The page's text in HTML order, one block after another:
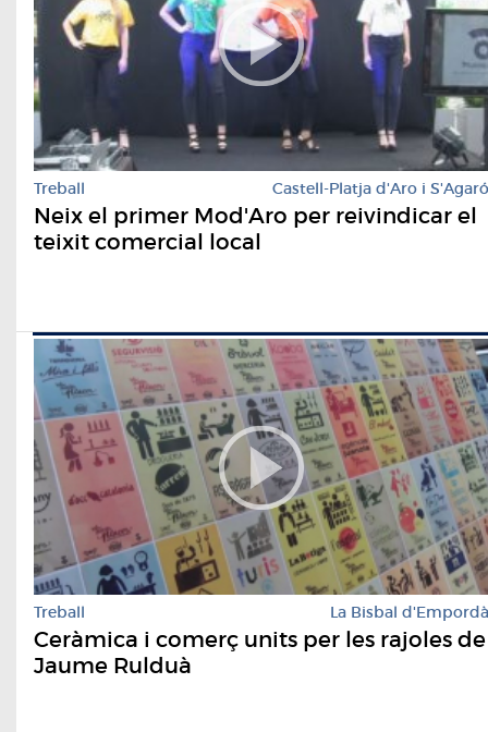
Treball Castell-Platja d'Aro i S'Agaró
Neix el primer Mod'Aro per reivindicar el
teixit comercial local
Treball La Bisbal d'Empordà
Ceràmica i comerç units per les rajoles de
Jaume Rulduà